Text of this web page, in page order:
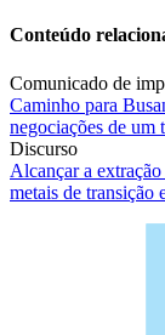
Conteúdo
Comunicado de
Caminho para
negociações de um
Discurso
Alcançar a
metais de transição